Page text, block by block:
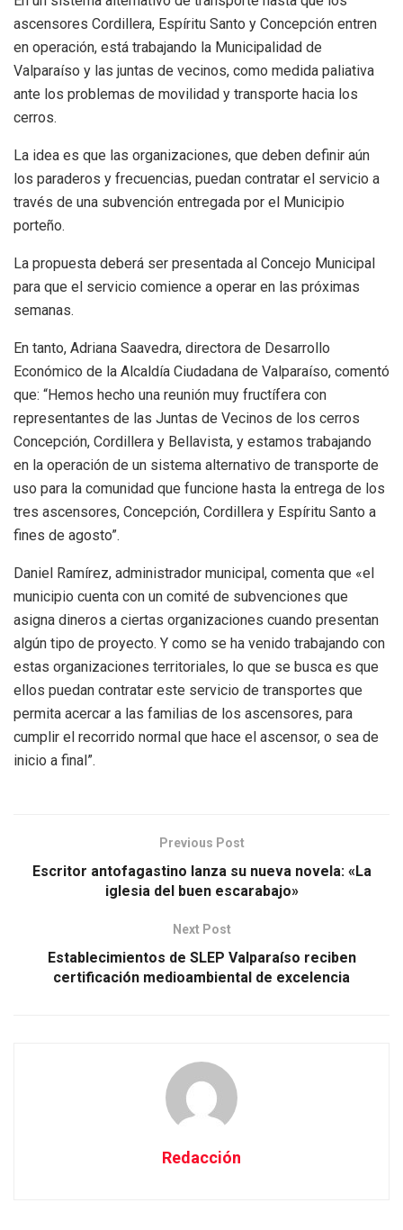
ascensores Cordillera, Espíritu Santo y Concepción entren
en operación, está trabajando la Municipalidad de
Valparaíso y las juntas de vecinos, como medida paliativa
ante los problemas de movilidad y transporte hacia los
cerros.
La idea es que las organizaciones, que deben definir aún
los paraderos y frecuencias, puedan contratar el servicio a
través de una subvención entregada por el Municipio
porteño.
La propuesta deberá ser presentada al Concejo Municipal
para que el servicio comience a operar en las próximas
semanas.
En tanto, Adriana Saavedra, directora de Desarrollo
Económico de la Alcaldía Ciudadana de Valparaíso, comentó
que: “Hemos hecho una reunión muy fructífera con
representantes de las Juntas de Vecinos de los cerros
Concepción, Cordillera y Bellavista, y estamos trabajando
en la operación de un sistema alternativo de transporte de
uso para la comunidad que funcione hasta la entrega de los
tres ascensores, Concepción, Cordillera y Espíritu Santo a
fines de agosto”.
Daniel Ramírez, administrador municipal, comenta que «el
municipio cuenta con un comité de subvenciones que
asigna dineros a ciertas organizaciones cuando presentan
algún tipo de proyecto. Y como se ha venido trabajando con
estas organizaciones territoriales, lo que se busca es que
ellos puedan contratar este servicio de transportes que
permita acercar a las familias de los ascensores, para
cumplir el recorrido normal que hace el ascensor, o sea de
inicio a final”.
Previous Post
Escritor antofagastino lanza su nueva novela: «La
iglesia del buen escarabajo»
Next Post
Establecimientos de SLEP Valparaíso reciben
certificación medioambiental de excelencia
Redacción